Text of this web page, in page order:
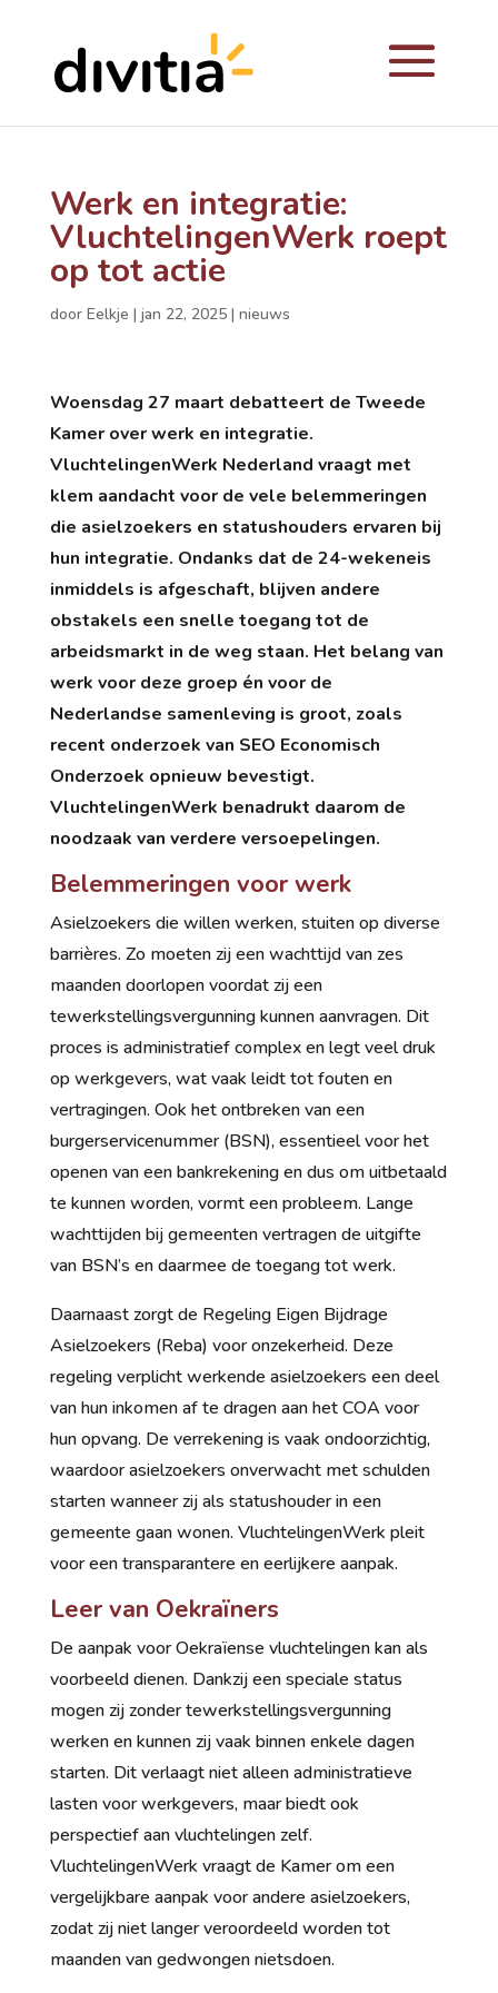
Werk en integratie:
VluchtelingenWerk roept
op tot actie
door Eelkje | jan 22, 2025| nieuws
Woensdag 27 maart debatteert de Tweede
Kamer over werk en integratie.
VluchtelingenWerk Nederland vraagt met
klem aandacht voor de vele belemmeringen
die asielzoekers en statushouders ervaren bij
hun integratie. Ondanks dat de 24-wekeneis
inmiddels is afgeschaft, blijven andere
obstakels een snelle toegang tot de
arbeidsmarkt in de weg staan. Het belang van
werk voor deze groep én voor de
Nederlandse samenleving is groot, zoals
recent onderzoek van SEO Economisch
Onderzoek opnieuw bevestigt.
VluchtelingenWerk benadrukt daarom de
noodzaak van verdere versoepelingen.
Belemmeringen voor werk
Asielzoekers die willen werken, stuiten op diverse
barrières. Zo moeten zij een wachttijd van zes
maanden doorlopen voordat zij een
tewerkstellingsvergunning kunnen aanvragen. Dit
proces is administratief complex en legt veel druk
op werkgevers, wat vaak leidt tot fouten en
vertragingen. Ook het ontbreken van een
burgerservicenummer (BSN), essentieel voor het
openen van een bankrekening en dus om uitbetaald
te kunnen worden, vormt een probleem. Lange
wachttijden bij gemeenten vertragen de uitgifte
van BSN’s en daarmee de toegang tot werk.
Daarnaast zorgt de Regeling Eigen Bijdrage
Asielzoekers (Reba) voor onzekerheid. Deze
regeling verplicht werkende asielzoekers een deel
van hun inkomen af te dragen aan het COA voor
hun opvang. De verrekening is vaak ondoorzichtig,
waardoor asielzoekers onverwacht met schulden
starten wanneer zij als statushouder in een
gemeente gaan wonen. VluchtelingenWerk pleit
voor een transparantere en eerlijkere aanpak.
Leer van Oekraïners
De aanpak voor Oekraïense vluchtelingen kan als
voorbeeld dienen. Dankzij een speciale status
mogen zij zonder tewerkstellingsvergunning
werken en kunnen zij vaak binnen enkele dagen
starten. Dit verlaagt niet alleen administratieve
lasten voor werkgevers, maar biedt ook
perspectief aan vluchtelingen zelf.
VluchtelingenWerk vraagt de Kamer om een
vergelijkbare aanpak voor andere asielzoekers,
zodat zij niet langer veroordeeld worden tot
maanden van gedwongen nietsdoen.